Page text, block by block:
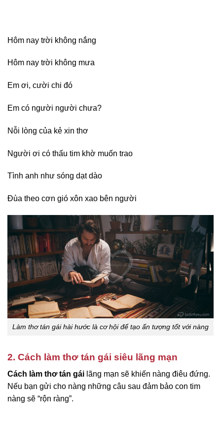
Hôm nay trời không nắng
Hôm nay trời không mưa
Em ơi, cười chi đó
Em có người người chưa?
Nỗi lòng của kẻ xin thơ
Người ơi có thấu tim khờ muốn trao
Tình anh như sóng dạt dào
Đùa theo cơn gió xôn xao bên người
Làm thơ tán gái hài hước là cơ hội để tạo ấn tượng tốt với nàng
2. Cách làm thơ tán gái siêu lãng mạn
Cách làm thơ tán gái lãng mạn sẽ khiến nàng điêu đứng.
Nếu bạn gửi cho nàng những câu sau đảm bảo con tim
nàng sẽ “rộn ràng”.